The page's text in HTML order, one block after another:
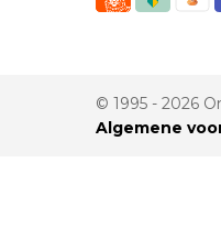
© 1995 - 2026
Algemene